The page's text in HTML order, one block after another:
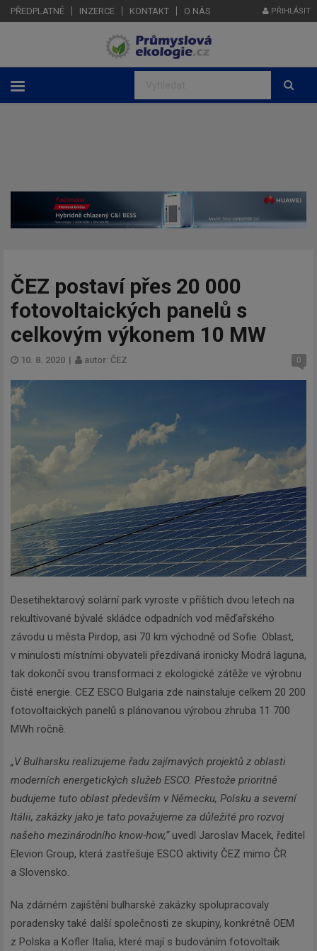
PŘEDPLATNÉ INZERCE KONTAKT O NÁS PŘIHLÁSIT
ČEZ postaví přes 20 000
fotovoltaických panelů s
celkovým výkonem 10 MW
10. 8. 2020 | autor: ČEZ 0
Desetihektarový solární park vyroste v příštích dvou letech na
rekultivované bývalé skládce odpadních vod měďařského
závodu u města Pirdop, asi 70 km východně od Sofie. Oblast,
v minulosti místními obyvateli přezdívaná ironicky Modrá laguna,
tak dokončí svou transformaci z ekologické zátěže ve výrobnu
čisté energie. CEZ ESCO Bulgaria zde nainstaluje celkem 20 200
fotovoltaických panelů s plánovanou výrobou zhruba 11 700
MWh ročně.
„V Bulharsku realizujeme řadu zajímavých projektů z oblasti
moderních energetických služeb ESCO. Přestože prioritně
budujeme tuto oblast především v Německu, Polsku a severní
Itálii, zakázky jako je tato považujeme za důležité pro rozvoj
našeho mezinárodního know-how,“ uvedl Jaroslav Macek, ředitel
Elevion Group, která zastřešuje ESCO aktivity ČEZ mimo ČR
a Slovensko.
Na zdárném zajištění bulharské zakázky spolupracovaly
poradensky také další společnosti ze skupiny, konkrétně OEM
z Polska a Kofler Italia, které mají s budováním fotovoltaik